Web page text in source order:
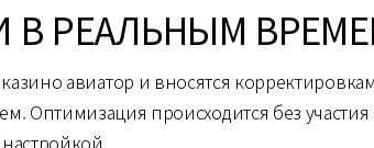
РЕАЛЬНЫМ
авиатор и вносятся
происходится без участия